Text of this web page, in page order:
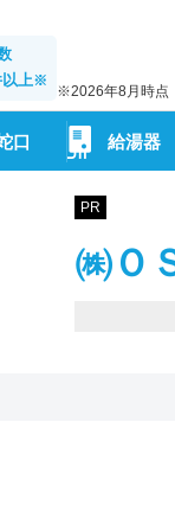
上※
※2026年8月時点
口 給湯器
PR
㈱Ｏ